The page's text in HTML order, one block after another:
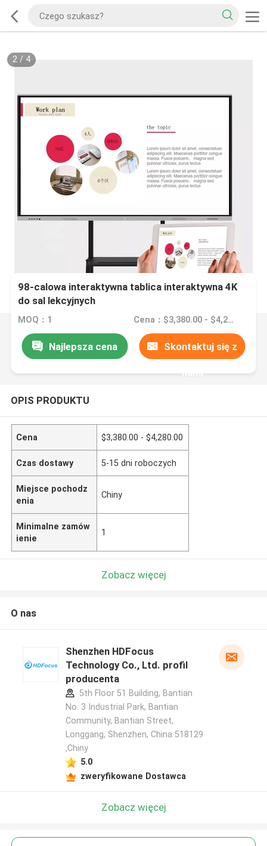
2/ 4
98-calowa interaktywna tablica interaktywna 4K
do sal lekcyjnych
MOQ：1 Cena：$3,380.00 - $4,280.00
Najlepsza cena Skontaktuj się z
nami
OPIS PRODUKTU
Cena $3,380.00 - $4,280.00
Czas dostawy 5-15 dni roboczych
Miejsce pochodz
enia
Chiny
Minimalne zamów
ienie
1
Zobacz więcej
O nas
Shenzhen HDFocus
Technology Co., Ltd. profil
producenta
5th Floor 51 Building, Bantian
No. 3 Industrial Park, Bantian
Community, Bantian Street,
Longgang, Shenzhen, China 518129
,Chiny
5.0
zweryfikowane Dostawca
Zobacz więcej